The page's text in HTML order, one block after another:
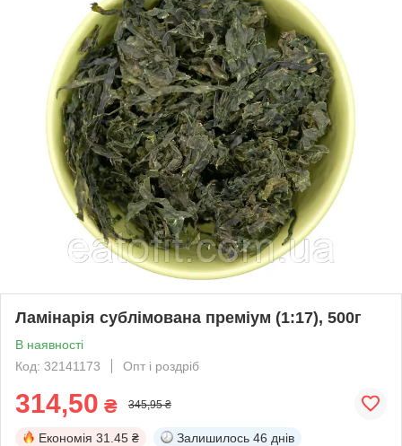
Ламінарія сублімована преміум (1:17), 500г
В наявності
Код: 32141173
Опт і роздріб
314,50 ₴ 345,95 ₴
Економія 31.45 ₴ Залишилось 46 днів